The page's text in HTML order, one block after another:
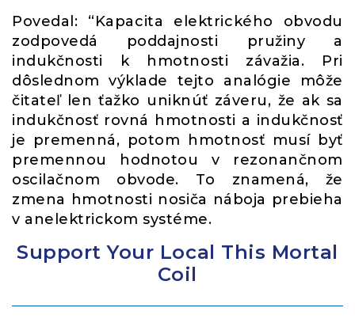
Povedal: “Kapacita elektrického obvodu
zodpovedá poddajnosti pružiny a
indukčnosti k hmotnosti závažia. Pri
dôslednom výklade tejto analógie môže
čitateľ len ťažko uniknúť záveru, že ak sa
indukčnosť rovná hmotnosti a indukčnosť
je premenná, potom hmotnosť musí byť
premennou hodnotou v rezonančnom
oscilačnom obvode. To znamená, že
zmena hmotnosti nosiča náboja prebieha
v anelektrickom systéme.
Support Your Local This Mortal
Coil